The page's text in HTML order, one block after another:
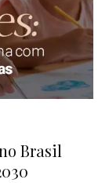
Brasil